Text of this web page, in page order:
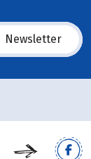
Newsletter